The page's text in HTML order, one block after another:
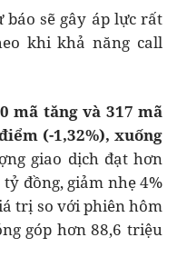
sẽ gây áp lực rất
khi khả năng call
mã tăng và 317 mã
(-1,32%), xuống
giao dịch đạt hơn
đồng, giảm nhẹ 4%
trị so với phiên hôm
góp hơn 88,6 triệu